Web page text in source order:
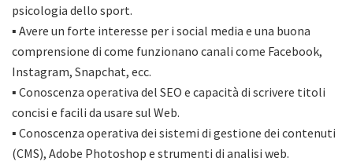
psicologia dello sport.
▪ Avere un forte interesse per i social media e una buona
comprensione di come funzionano canali come Facebook,
Instagram, Snapchat, ecc.
▪ Conoscenza operativa del SEO e capacità di scrivere titoli
concisi e facili da usare sul Web.
▪ Conoscenza operativa dei sistemi di gestione dei contenuti
(CMS), Adobe Photoshop e strumenti di analisi web.